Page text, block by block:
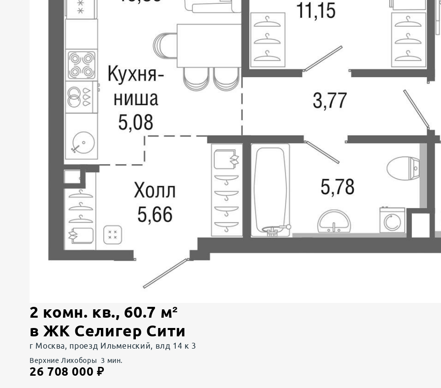
2 комн. кв., 60.7 м²
вЖК Селигер Сити
г Москва, проезд Ильменский, влд 14 к 3
Верхние Лихоборы 3 мин.
26 708 000 ₽